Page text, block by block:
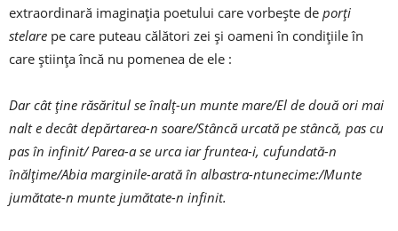
extraordinară imaginația poetului care vorbește de porți
stelare pe care puteau călători zei și oameni în condițiile în
care știința încă nu pomenea de ele :
Dar cât ține răsăritul se înalț-un munte mare/El de două ori mai
nalt e decât depărtarea-n soare/Stâncă urcată pe stâncă, pas cu
pas în infinit/ Parea-a se urca iar fruntea-i, cufundată-n
înălțime/Abia marginile-arată în albastra-ntunecime:/Munte
jumătate-n munte jumătate-n infinit.